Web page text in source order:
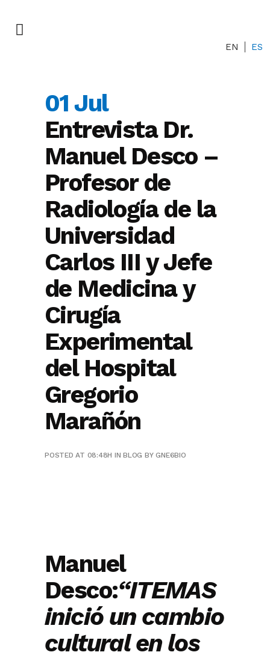
EN ES
01 Jul
Entrevista Dr.
Manuel Desco –
Profesor de
Radiología de la
Universidad
Carlos III y Jefe
de Medicina y
Cirugía
Experimental
del Hospital
Gregorio
Marañón
POSTED AT 08:48H INBLOG BYGNE6BIO
Manuel
Desco:“ITEMAS
inició un cambio
cultural en los